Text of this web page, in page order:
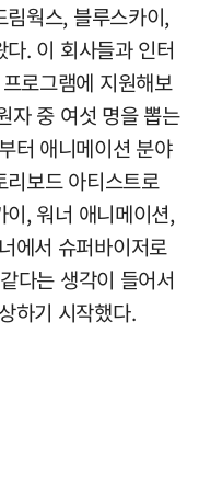
웍스, 블루스카이,
. 이 회사들과 인터
로그램에 지원해보
자 중 여섯 명을 뽑는
터 애니메이션 분야
보드 아티스트로
, 워너 애니메이션,
에서 슈퍼바이저로
다는 생각이 들어서
하기 시작했다.